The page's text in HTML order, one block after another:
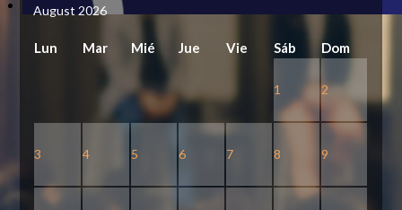
August 2026
Lun Mar Mié Jue Vie Sáb Dom
1 2
3 4 5 6 7 8 9